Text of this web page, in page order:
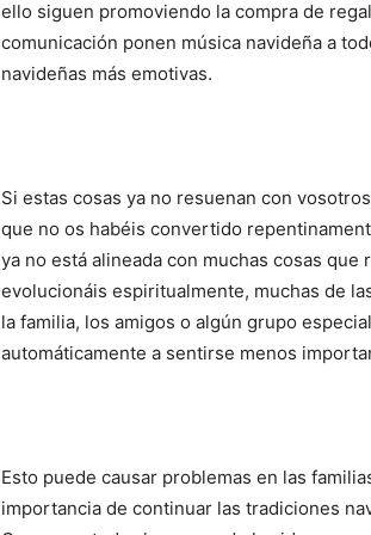
ello siguen promoviendo la compra de
comunicación ponen música navideña a
navideñas más emotivas.
Si estas cosas ya no resuenan con
que no os habéis convertido
ya no está alineada con muchas cosas
evolucionáis espiritualmente, muchas de
la familia, los amigos o algún grupo
automáticamente a sentirse menos
Esto puede causar problemas en las
importancia de continuar las tradiciones